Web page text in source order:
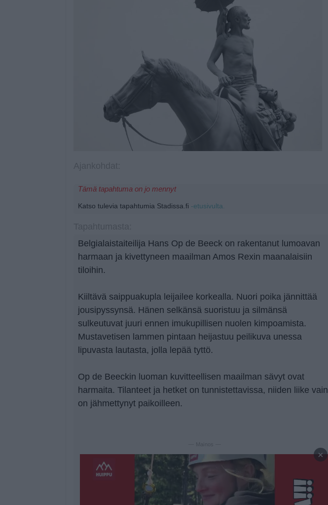
Tämä tapahtuma on jo mennyt
Katso tulevia tapahtumia Stadissa.fi -etusivulta.
Belgialaistaiteilija Hans Op de Beeck on rakentanut lumoavan
harmaan ja kivettyneen maailman Amos Rexin maanalaisiin
tiloihin.
Kiiltävä saippuakupla leijailee korkealla. Nuori poika jännittää
jousipyssynsä. Hänen selkänsä suoristuu ja silmänsä
sulkeutuvat juuri ennen imukupillisen nuolen kimpoamista.
Mustavetisen lammen pintaan heijastuu peilikuva unessa
lipuvasta lautasta, jolla lepää tyttö.
Op de Beeckin luoman kuvitteellisen maailman sävyt ovat
harmaita. Tilanteet ja hetket on tunnistettavissa, niiden liike vain
on jähmettynyt paikoilleen.
×